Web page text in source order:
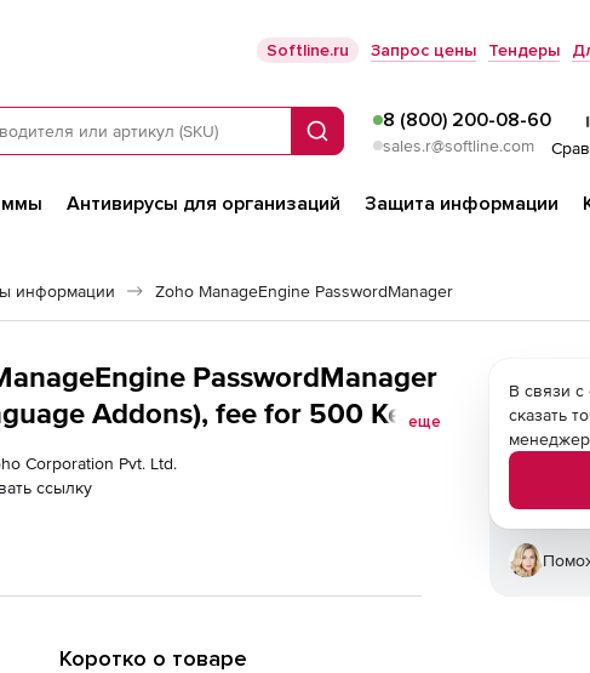
Softline.ru Запрос цены Тендеры
Поиск
8 (800) 200-08-60
sales.r@softline.com
Антивирусы для организаций Защита информации
информации Zoho ManageEngine PasswordManager
PasswordManager
Addons), fee for 500 Keys
еще
Corporation Pvt. Ltd.
ссылку
Коротко о товаре
В связи
сказать